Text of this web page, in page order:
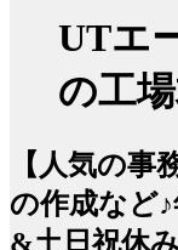
UTエ
の工
【人気の事
の作成など
&土日祝休